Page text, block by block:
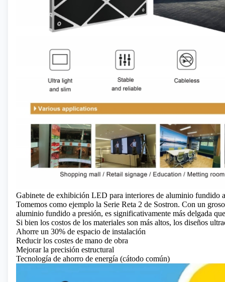
Gabinete de exhibición LED para interiores de aluminio fundido
Tomemos como ejemplo la Serie Reta 2 de Sostron. Con un
aluminio fundido a presión, es significativamente más delgada
Si bien los costos de los materiales son más altos, los diseños
Ahorre un 30% de espacio de instalación
Reducir los costes de mano de obra
Mejorar la precisión estructural
Tecnología de ahorro de energía (cátodo común)